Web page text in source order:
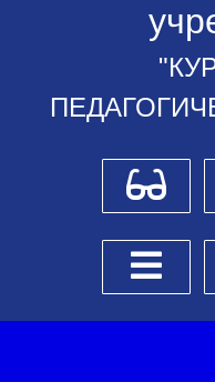
Для
Боковое